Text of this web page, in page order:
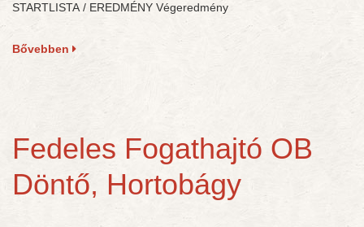
STARTLISTA / EREDMÉNY Végeredmény
Bővebben
Fedeles Fogathajtó OB
Döntő, Hortobágy